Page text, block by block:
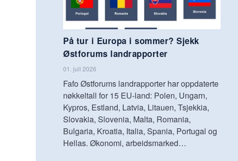
På tur i Europa i sommer? Sjekk
Østforums landrapporter
01. juli 2026
Fafo Østforums landrapporter har oppdaterte
nøkkeltall for 15 EU-land: Polen, Ungarn,
Kypros, Estland, Latvia, Litauen, Tsjekkia,
Slovakia, Slovenia, Malta, Romania,
Bulgaria, Kroatia, Italia, Spania, Portugal og
Hellas. Økonomi, arbeidsmarked…